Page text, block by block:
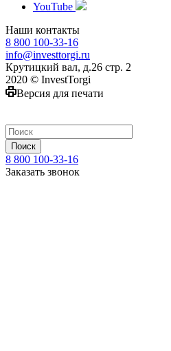
YouTube
Наши контакты
8 800 100-33-16
info@investtorgi.ru
Крутицкий вал, д.26 стр. 2
2020 © InvestTorgi
Версия для печати
Поиск
8 800 100-33-16
Заказать звонок